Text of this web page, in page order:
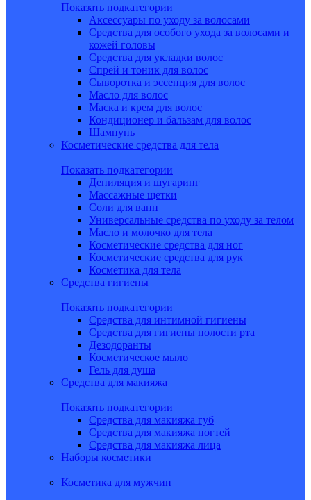
Показать подкатегории
Аксессуары по уходу за волосами
Средства для особого ухода за волосами и
кожей головы
Средства для укладки волос
Спрей и тоник для волос
Сыворотка и эссенция для волос
Масло для волос
Маска и крем для волос
Кондиционер и бальзам для волос
Шампунь
Косметические средства для тела
Показать подкатегории
Депиляция и шугаринг
Массажные щетки
Соли для ванн
Универсальные средства по уходу за телом
Масло и молочко для тела
Косметические средства для ног
Косметические средства для рук
Косметика для тела
Средства гигиены
Показать подкатегории
Средства для интимной гигиены
Средства для гигиены полости рта
Дезодоранты
Косметическое мыло
Гель для душа
Средства для макияжа
Показать подкатегории
Средства для макияжа губ
Средства для макияжа ногтей
Средства для макияжа лица
Наборы косметики
Косметика для мужчин